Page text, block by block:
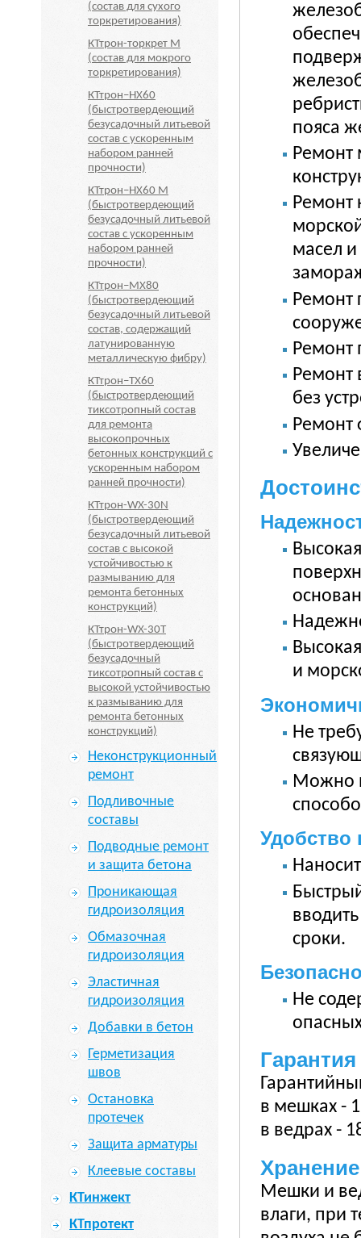
(состав для сухого
торкретирования)
КТтрон-торкрет М
(состав для мокрого
торкретирования)
КТтрон–НХ60
(быстротвердеющий
безусадочный литьевой
состав с ускоренным
набором ранней
прочности)
КТтрон–НХ60 М
(быстротвердеющий
безусадочный литьевой
состав с ускоренным
набором ранней
прочности)
КТтрон–МХ80
(быстротвердеющий
безусадочный литьевой
состав, содержащий
латунированную
металлическую фибру)
КТтрон–ТХ60
(быстротвердеющий
тиксотропный состав
для ремонта
высокопрочных
бетонных конструкций с
ускоренным набором
ранней прочности)
КТтрон-WX-30N
(быстротвердеющий
безусадочный литьевой
состав с высокой
устойчивостью к
размыванию для
ремонта бетонных
конструкций)
КТтрон-WX-30T
(быстротвердеющий
безусадочный
тиксотропный состав с
высокой устойчивостью
к размыванию для
ремонта бетонных
конструкций)
Неконструкционный
ремонт
Подливочные
составы
Подводные ремонт
и защита бетона
Проникающая
гидроизоляция
Обмазочная
гидроизоляция
Эластичная
гидроизоляция
Добавки в бетон
Герметизация
швов
Остановка
протечек
Защита арматуры
Клеевые составы
КТинжект
КТпротект
пояса
Ремонт
Ремонт
масел
Ремонт
Ремонт
Ремонт
без
Ремонт
и
Не
Можно
Удобство
сроки.
Не
в мешках -
в ведрах -
Хранение
Мешки и
влаги, при